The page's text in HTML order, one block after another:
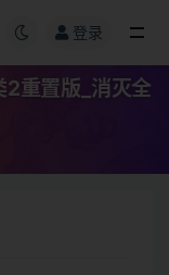
登录
重置版_消灭全